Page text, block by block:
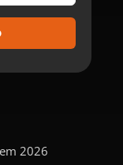
2026